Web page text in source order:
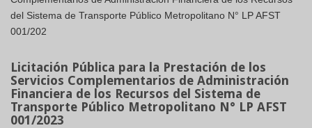
del Sistema de Transporte Público Metropolitano N° LP AFST
001/202
Licitación Pública para la Prestación de los
Servicios Complementarios de Administración
Financiera de los Recursos del Sistema de
Transporte Público Metropolitano N° LP AFST
001/2023